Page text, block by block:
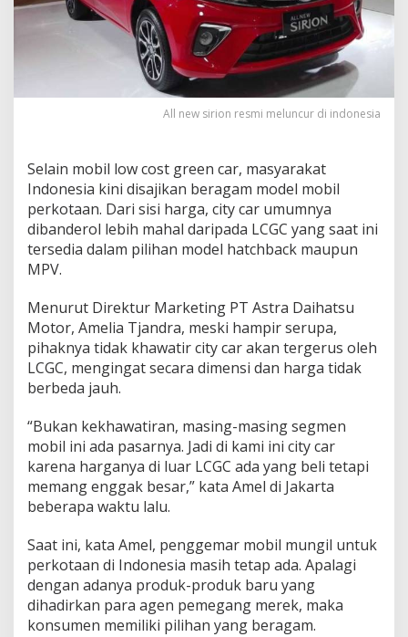
j
u
a
l
a
n
o
n
K
a
l
a
a
u
h
d
a
M
o
b
i
l
L
C
All new sirion resmi meluncur di indonesia
Selain mobil low cost green car, masyarakat
Indonesia kini disajikan beragam model mobil
perkotaan. Dari sisi harga, city car umumnya
dibanderol lebih mahal daripada LCGC yang saat ini
tersedia dalam pilihan model hatchback maupun
MPV.
Menurut Direktur Marketing PT Astra Daihatsu
Motor, Amelia Tjandra, meski hampir serupa,
pihaknya tidak khawatir city car akan tergerus oleh
LCGC, mengingat secara dimensi dan harga tidak
berbeda jauh.
“Bukan kekhawatiran, masing-masing segmen
mobil ini ada pasarnya. Jadi di kami ini city car
karena harganya di luar LCGC ada yang beli tetapi
memang enggak besar,” kata Amel di Jakarta
beberapa waktu lalu.
Saat ini, kata Amel, penggemar mobil mungil untuk
perkotaan di Indonesia masih tetap ada. Apalagi
dengan adanya produk-produk baru yang
dihadirkan para agen pemegang merek, maka
konsumen memiliki pilihan yang beragam.